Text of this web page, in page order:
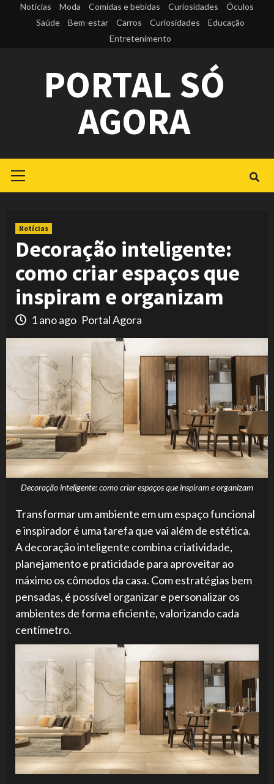
Notícias Moda Comidas e bebidas Curiosidades
Óculos
Saúde
Bem-estar Carros Curiosidades
Educação
Entretenimento
PORTAL SÓ
AGORA
Menu
Notícias
Decoração inteligente:
como criar espaços que
inspiram e organizam
1 ano ago Portal Agora
Decoração inteligente: como criar espaços que inspiram e organizam
Transformar um ambiente em um espaço funcional
e inspirador é uma tarefa que vai além de estética.
A decoração inteligente combina criatividade,
planejamento e praticidade para aproveitar ao
máximo os cômodos da casa. Com estratégias bem
pensadas, é possível organizar e personalizar os
ambientes de forma eficiente, valorizando cada
centímetro.